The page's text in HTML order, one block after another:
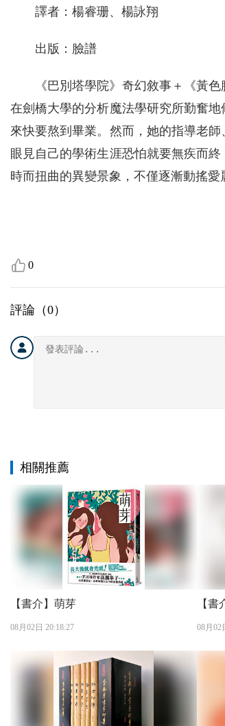
譯者：楊睿珊、楊詠翔
出版：臉譜
《巴別塔學院》奇幻敘事＋《黃
在劍橋大學的分析魔法學研究所勤奮
來快要熬到畢業。然而，她的指導老
眼見自己的學術生涯恐怕就要無疾而
時而扭曲的異變景象，不僅逐漸動搖
0
評論（0）
相關推薦
【書介】萌芽
08月02日 20:18:27
【書
08月02